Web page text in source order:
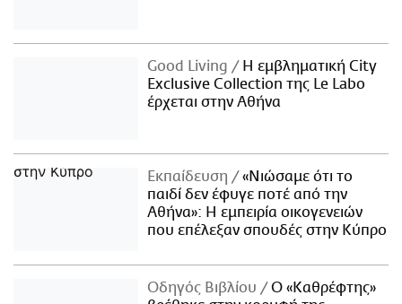
Good Living
Η εμβληματική City
Exclusive Collection της Le Labo
έρχεται στην Αθήνα
Εκπαίδευση
«Νιώσαμε ότι το
παιδί δεν έφυγε ποτέ από την
Αθήνα»: Η εμπειρία οικογενειών
που επέλεξαν σπουδές στην Κύπρο
Οδηγός Βιβλίου
Ο «Καθρέφτης»